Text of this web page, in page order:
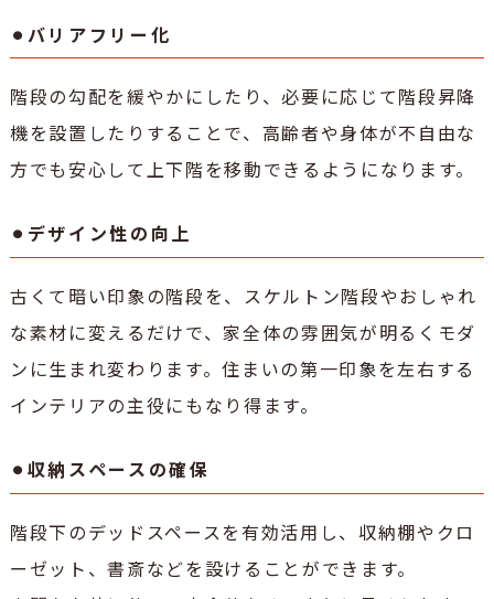
⚫︎バリアフリー化
階段の勾配を緩やかにしたり、必要に応じて階段昇降
機を設置したりすることで、高齢者や身体が不自由な
方でも安心して上下階を移動できるようになります。
⚫︎デザイン性の向上
古くて暗い印象の階段を、スケルトン階段やおしゃれ
な素材に変えるだけで、家全体の雰囲気が明るくモダ
ンに生まれ変わります。住まいの第一印象を左右する
インテリアの主役にもなり得ます。
⚫︎収納スペースの確保
階段下のデッドスペースを有効活用し、収納棚やクロ
ーゼット、書斎などを設けることができます。